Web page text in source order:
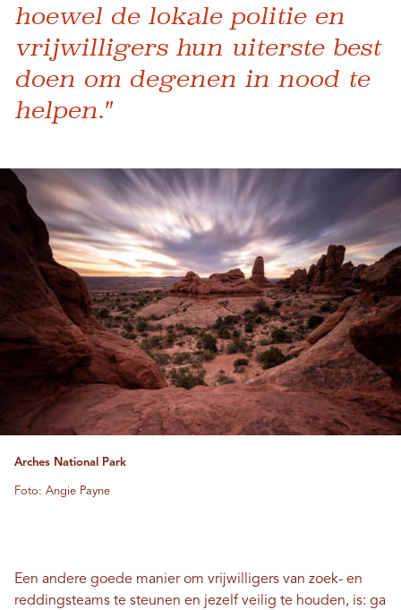
hoewel de lokale politie en
vrijwilligers hun uiterste best
doen om degenen in nood te
helpen."
Arches National Park
Foto: Angie Payne
Een andere goede manier om vrijwilligers van zoek- en
reddingsteams te steunen en jezelf veilig te houden, is: ga